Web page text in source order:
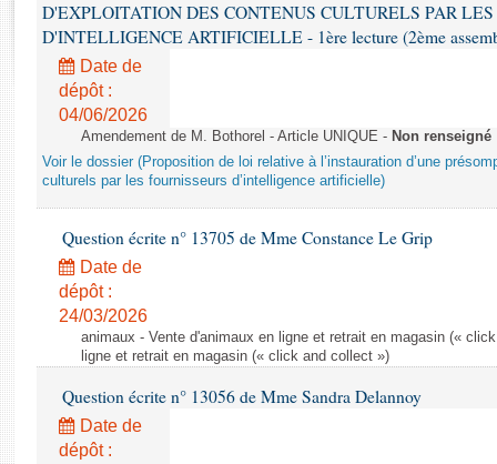
Rapports législatifs
Rapports sur l'application des lois
Baromètre de l’application des lois
Budget et sécurité sociale
Questions écrites et orales
Comptes rendus des débats
D'EXPLOITATION DES CONTENUS CULTURELS PAR LES
D'INTELLIGENCE ARTIFICIELLE - 1ère lecture (2ème
Date de
dépôt :
04/06/2026
Amendement de M. Bothorel - Article UNIQUE - Non renseigné
Voir le dossier (Proposition de loi relative à l’instauration d’une
culturels par les fournisseurs d’intelligence artificielle)
Question écrite n° 13705 de Mme Constance Le Grip
Date de
dépôt :
24/03/2026
animaux - Vente d'animaux en ligne et retrait en magasin («
ligne et retrait en magasin (« click and collect »)
Question écrite n° 13056 de Mme Sandra Delannoy
Date de
dépôt :